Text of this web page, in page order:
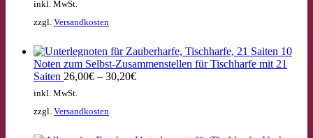
inkl. MwSt.
zzgl. Versandkosten
10
Noten zum Selbst-Zusammenstellen für Tischharfe mit 21
Saiten 26,00€ – 30,20€
inkl. MwSt.
zzgl. Versandkosten